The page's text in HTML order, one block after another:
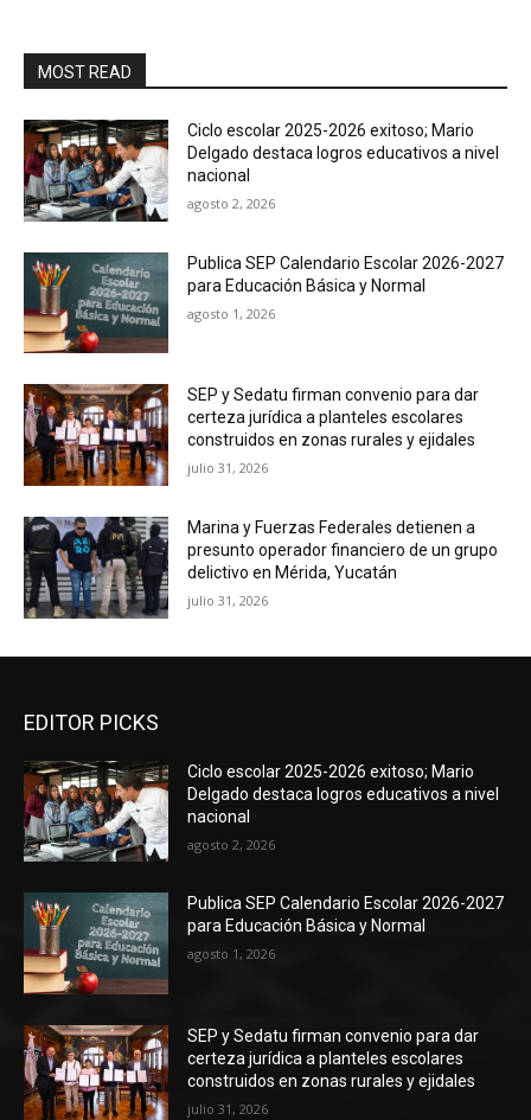
MOST READ
Ciclo escolar 2025-2026 exitoso; Mario
Delgado destaca logros educativos a nivel
nacional
agosto 2, 2026
Publica SEP Calendario Escolar 2026-2027
para Educación Básica y Normal
agosto 1, 2026
SEP y Sedatu firman convenio para dar
certeza jurídica a planteles escolares
construidos en zonas rurales y ejidales
julio 31, 2026
Marina y Fuerzas Federales detienen a
presunto operador financiero de un grupo
delictivo en Mérida, Yucatán
julio 31, 2026
EDITOR PICKS
Ciclo escolar 2025-2026 exitoso; Mario
Delgado destaca logros educativos a nivel
nacional
agosto 2, 2026
Publica SEP Calendario Escolar 2026-2027
para Educación Básica y Normal
agosto 1, 2026
SEP y Sedatu firman convenio para dar
certeza jurídica a planteles escolares
construidos en zonas rurales y ejidales
julio 31, 2026